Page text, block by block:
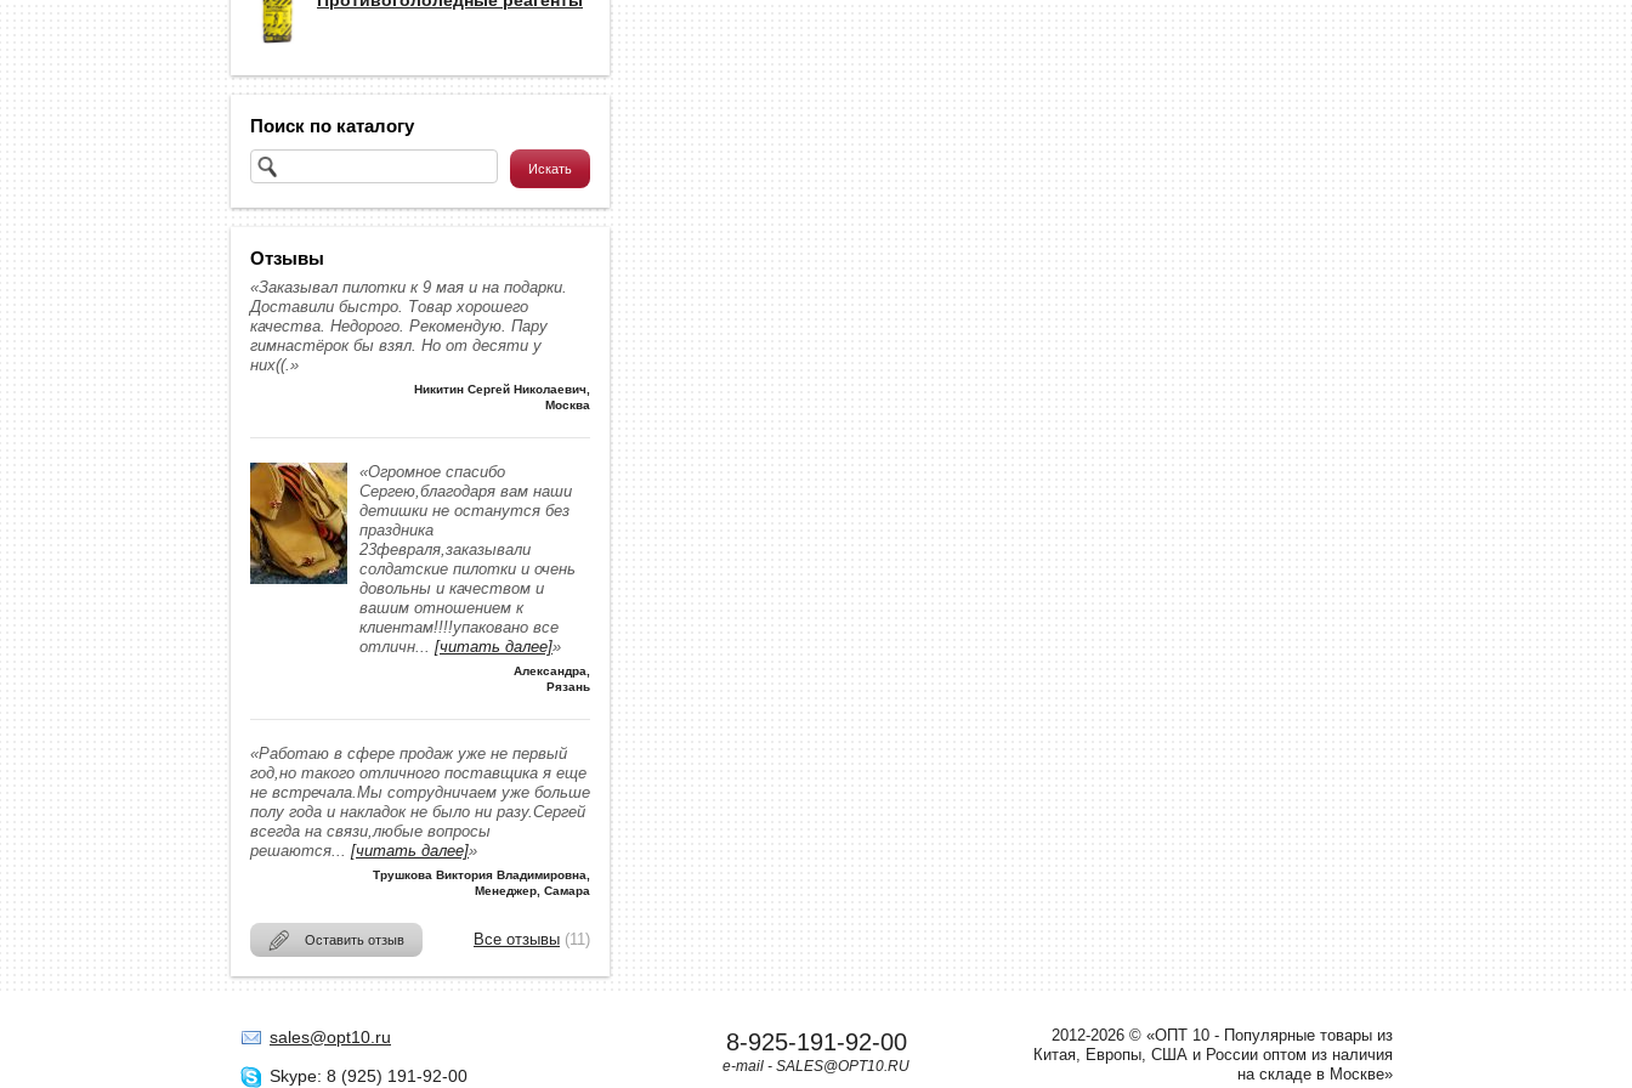
Поиск по каталогу
Отзывы
«Заказывал пилотки к 9 мая и на подарки.
Доставили быстро. Товар хорошего
качества. Недорого. Рекомендую. Пару
гимнастёрок бы взял. Но от десяти у
них((.»
Никитин Сергей Николаевич
Москва
«Огромное спасибо
Сергею,благодаря вам наши
детишки не останутся без
праздника
23февраля,заказывали
солдатские пилотки и очень
довольны и качеством и
вашим отношением к
клиентам!!!!упаковано все
отличн... [читать далее]»
Александра
Рязань
«Работаю в сфере продаж уже не первый
год,но такого отличного поставщика я еще
не встречала.Мы сотрудничаем уже больше
полу года и накладок не было ни разу.Сергей
всегда на связи,любые вопросы
решаются... [читать далее]»
Трушкова Виктория Владимировна
Менеджер, Самара
Оставить отзыв Все отзывы (11)
sales@opt10.ru
Skype: 8 (925) 191-92-00
2012-2026 © «ОПТ 10 - Популярные товары из
Китая, Европы, США и России оптом из наличия
на складе в Москве»
8-925-191-92-00
e-mail - SALES@OPT10.RU